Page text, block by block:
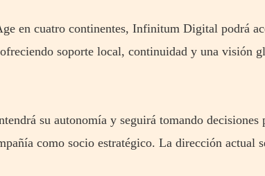
en cuatro continentes, Infinitum Digital podrá
soporte local, continuidad y una visión
su autonomía y seguirá tomando decisiones
como socio estratégico. La dirección actual